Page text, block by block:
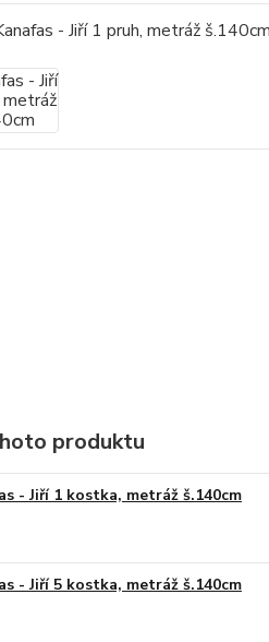
produktu
- Jiří 1 kostka, metráž š.140cm
- Jiří 5 kostka, metráž š.140cm